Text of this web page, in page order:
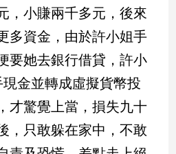
，小賺兩千多元，後來
多資金，由於許小姐手
要她去銀行借貸，許小
金並轉成虛擬貨幣投
才驚覺上當，損失九十
，只敢躲在家中，不敢